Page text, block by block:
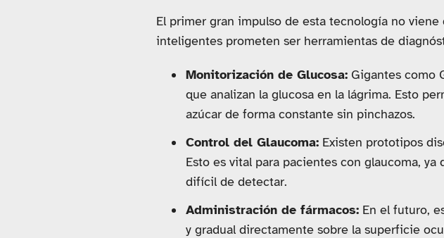
El primer gran impulso de esta tecnología no
inteligentes prometen ser herramientas de
Monitorización de Glucosa: Gigantes como
que analizan la glucosa en la lágrima. Esto
azúcar de forma constante sin pinchazos.
Control del Glaucoma: Existen prototipos
Esto es vital para pacientes con glaucoma,
difícil de detectar.
Administración de fármacos: En el futuro,
y gradual directamente sobre la superficie